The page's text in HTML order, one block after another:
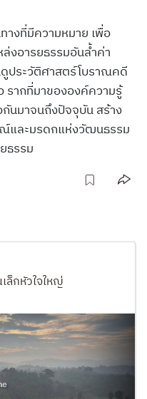
างที่มีความหมาย เพื่อ
งอารยธรรมอันล้ำค่า
ประวัติศาสตร์โบราณคดี
รากที่มาขององค์ความรู้
มาจนถึงปัจจุบัน สร้าง
และมรดกแห่งวัฒนธรรม
ธรรม
ล็กหัวใจใหญ่